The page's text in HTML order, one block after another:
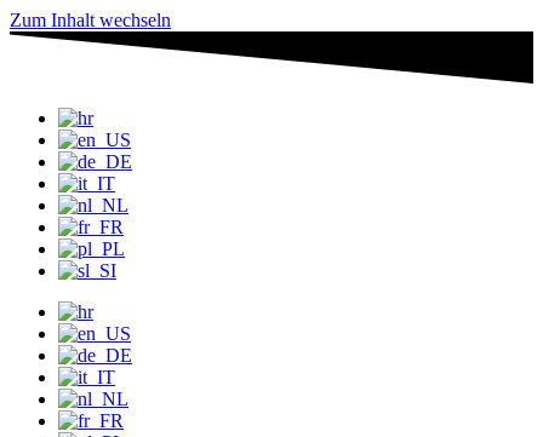
Zum Inhalt wechseln